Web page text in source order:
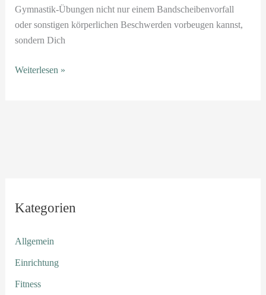
Gymnastik-Übungen nicht nur einem Bandscheibenvorfall
oder sonstigen körperlichen Beschwerden vorbeugen kannst,
sondern Dich
Weiterlesen »
Kategorien
Allgemein
Einrichtung
Fitness